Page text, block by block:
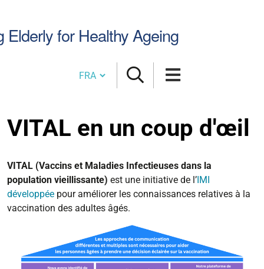
Elderly for Healthy Ageing
par
Cambia lingua
VITAL en un coup d'œil
VITAL (Vaccins et Maladies Infectieuses dans la
population vieillissante) est une initiative de l’IMI
développée pour améliorer les connaissances relatives à la
vaccination des adultes âgés.